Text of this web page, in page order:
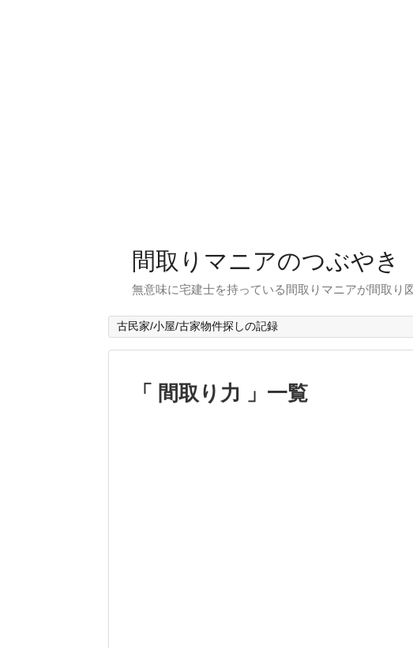
間取りマニアのつぶやき
無意味に宅建士を持っている間取りマニアが間取り
古民家/小屋/古家物件探しの記録
「 間取り力 」一覧